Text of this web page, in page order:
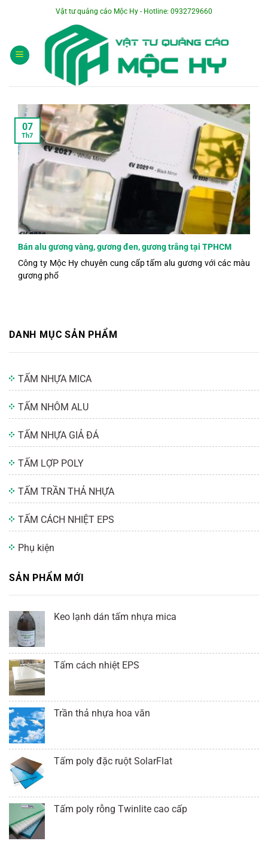
dung
Vật tư quảng cáo Mộc Hy - Hotline: 0932729660
Bán alu gương vàng, gương đen, gương trắng tại TPHCM
Công ty Mộc Hy chuyên cung cấp tấm alu gương với các màu
gương phổ
07
Th7
DANH MỤC SẢN PHẨM
TẤM NHỰA MICA
TẤM NHÔM ALU
TẤM NHỰA GIẢ ĐÁ
TẤM LỢP POLY
TẤM TRẦN THẢ NHỰA
TẤM CÁCH NHIỆT EPS
Phụ kiện
SẢN PHẨM MỚI
Keo lạnh dán tấm nhựa mica
Tấm cách nhiệt EPS
Trần thả nhựa hoa văn
Tấm poly đặc ruột SolarFlat
Tấm poly rỗng Twinlite cao cấp